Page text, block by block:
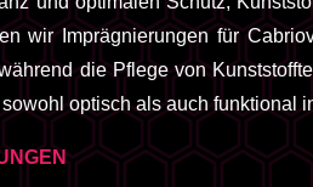
wir Imprägnierungen für
die Pflege von
optisch als auch funktional